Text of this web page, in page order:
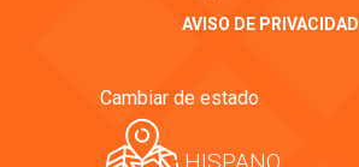
AVISO DE PRIVACIDAD
Cambiar de estado
HISPANO